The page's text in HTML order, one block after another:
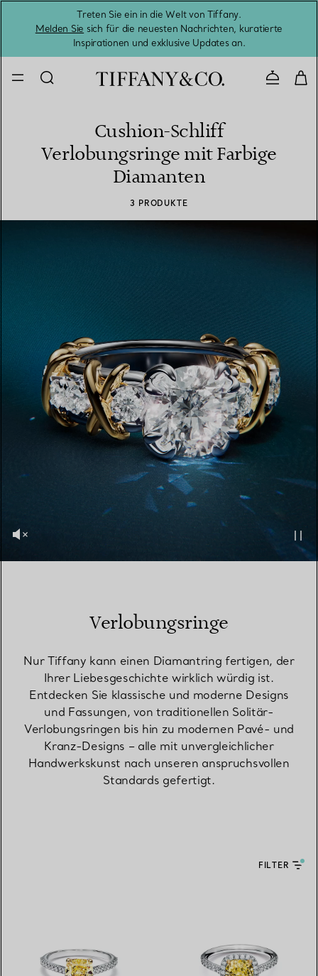
Treten Sie ein in die Welt von Tiffany.
Melden Sie sich für die neuesten Nachrichten, kuratierte
Inspirationen und exklusive Updates an.
Cushion-Schliff
Verlobungsringe mit Farbige
Diamanten
3 PRODUKTE
Verlobungsringe
Nur Tiffany kann einen Diamantring fertigen, der
Ihrer Liebesgeschichte wirklich würdig ist.
Entdecken Sie klassische und moderne Designs
und Fassungen, von traditionellen Solitär-
Verlobungsringen bis hin zu modernen Pavé- und
Kranz-Designs – alle mit unvergleichlicher
Handwerkskunst nach unseren anspruchsvollen
Standards gefertigt.
FILTER